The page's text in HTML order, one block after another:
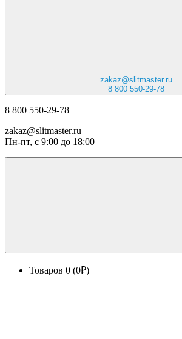
zakaz@slitmaster.ru
8 800 550-29-78
8 800 550-29-78
zakaz@slitmaster.ru
Пн-пт, с 9:00 до 18:00
Товаров 0 (0₽)